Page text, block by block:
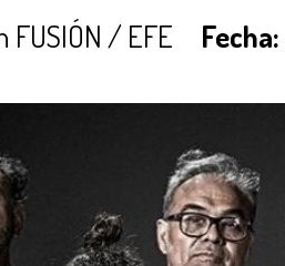
FUSIÓN / EFE Fecha: